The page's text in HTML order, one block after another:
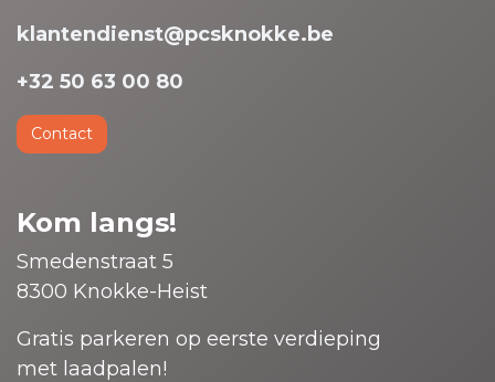
klantendienst@pcsknokke.be
+32 50 63 00 80
Contact
Kom langs!
Smedenstraat 5
8300 Knokke-Heist
Gratis parkeren op eerste verdieping
met laadpalen!